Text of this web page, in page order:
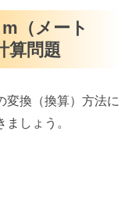
（メート
算問題
変換（換算）方法に
しょう。